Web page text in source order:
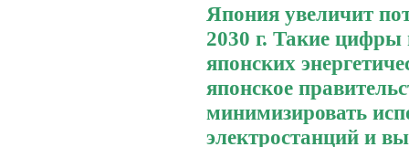
Япония увеличит
2030 г. Такие цифры
японских
японское
минимизировать
электростанций и